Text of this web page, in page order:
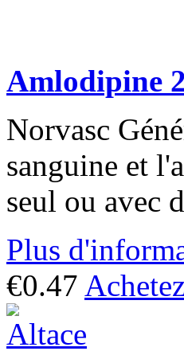
Amlodipine
Norvasc
sanguine et
seul ou avec
Plus
€0.47